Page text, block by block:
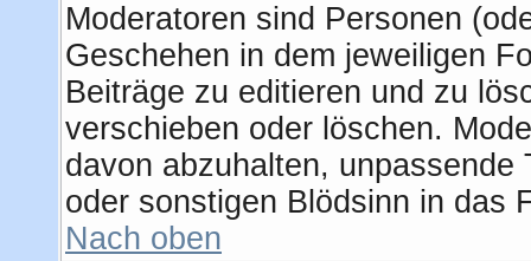
Moderatoren sind Personen
Geschehen in dem jeweiligen
Beiträge zu editieren und zu
verschieben oder löschen.
davon abzuhalten,
oder sonstigen Blödsinn in das
Nach oben